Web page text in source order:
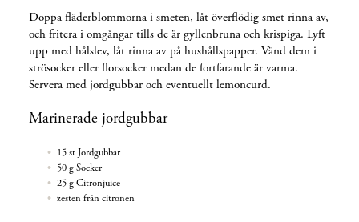
Doppa fläderblommorna i smeten, låt överflödig smet rinna av,
och fritera i omgångar tills de är gyllenbruna och krispiga. Lyft
upp med hålslev, låt rinna av på hushållspapper. Vänd dem i
strösocker eller florsocker medan de fortfarande är varma.
Servera med jordgubbar och eventuellt lemoncurd.
Marinerade jordgubbar
15 st Jordgubbar
50 g Socker
25 g Citronjuice
zesten från citronen